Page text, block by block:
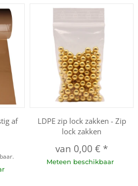
af
LDPE zip lock zakken - Zip
lock zakken
van 0,00 € *
Meteen beschikbaar